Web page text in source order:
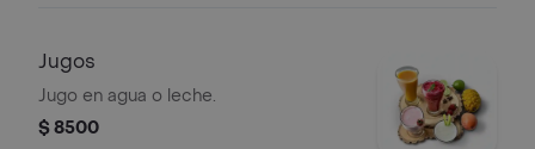
Jugos
Jugo en agua o leche.
$ 8500